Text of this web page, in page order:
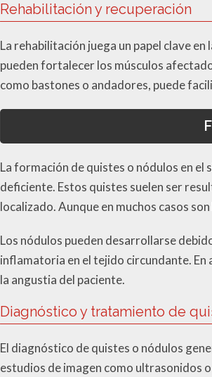
Rehabilitación y recuperación
La rehabilitación juega un papel clave
pueden fortalecer los músculos
como bastones o andadores, puede
La formación de quistes o nódulos en el
deficiente. Estos quistes suelen ser
localizado. Aunque en muchos casos
Los nódulos pueden desarrollarse
inflamatoria en el tejido circundante.
la angustia del paciente.
Diagnóstico y tratamiento de
El diagnóstico de quistes o nódulos
estudios de imagen como ultrasonidos